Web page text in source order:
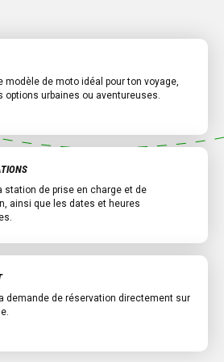
modèle de moto idéal pour ton voyage,
options urbaines ou aventureuses.
station de prise en charge et de
ainsi que les dates et heures
demande de réservation directement sur